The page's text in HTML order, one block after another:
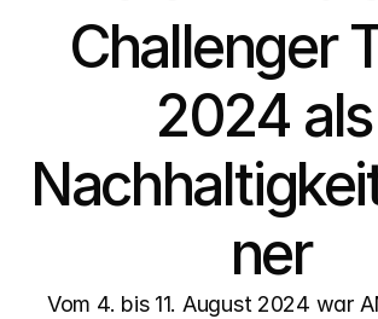
Challenger
2024 als
ner
Vom 4. bis 11. August 2024 war